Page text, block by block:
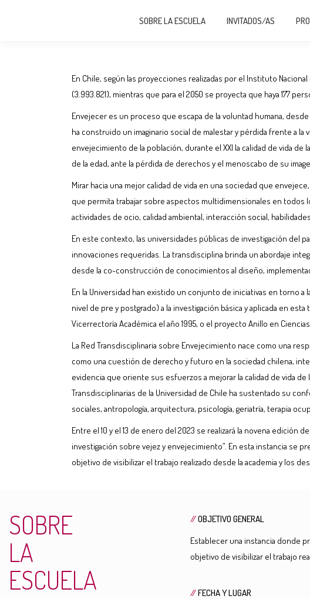
SOBRE LA ESCUELA INVITADOS/AS
En Chile, según las proyecciones realizadas por el Instituto
(3.993.821), mientras que para el 2050 se proyecta que haya 177
Envejecer es un proceso que escapa de la voluntad humana,
ha construido un imaginario social de malestar y pérdida frente a la
envejecimiento de la población, durante el XXI la calidad de vida
de la edad, ante la pérdida de derechos y el menoscabo de su
Mirar hacia una mejor calidad de vida en una sociedad que
que permita trabajar sobre aspectos multidimensionales en todos
actividades de ocio, calidad ambiental, interacción social,
En este contexto, las universidades públicas de investigación del
innovaciones requeridas. La transdisciplina brinda un abordaje
desde la co-construcción de conocimientos al diseño,
En la Universidad han existido un conjunto de iniciativas en torno
nivel de pre y postgrado) a la investigación básica y aplicada en
Vicerrectoría Académica el año 1995, o el proyecto Anillo en
La Red Transdisciplinaria sobre Envejecimiento nace como una
como una cuestión de derecho y futuro en la sociedad chilena,
evidencia que oriente sus esfuerzos a mejorar la calidad de vida
Transdisciplinarias de la Universidad de Chile ha sustentado su
sociales, antropología, arquitectura, psicología, geriatría, terapia
Entre el 10 y el 13 de enero del 2023 se realizará la novena edición
investigación sobre vejez y envejecimiento”. En esta instancia se
objetivo de visibilizar el trabajo realizado desde la academia y los
SOBRE
LA
ESCUELA
//OBJETIVO GENERAL
Establecer una instancia donde
objetivo de visibilizar el trabajo
//FECHA Y LUGAR
SOBRE LA ESCUELA INVITADOS/AS PROGRAMA